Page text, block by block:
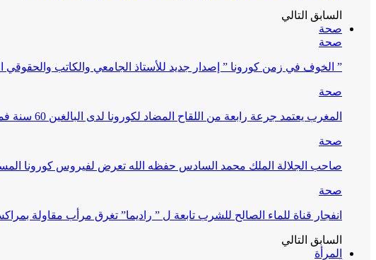
السابق التالي
صحة
صحة
” الخوف في زمن كورونا ” إصدار جديد للأستاذ الجامعي والكاتب والحقوقي
صحة
المغرب يعتمد جرعة رابعة من اللقاح المضاد لكورونا لدى البالغين 60 سنة فما فوق أو من…
صحة
صاحب الجلالة الملك محمد السادس حفظه الله تعرض لفيروس كورونا المستجد
صحة
انفجار قناة للماء الصالح للشرب تابعة ل ” راديما” تغرق مرأب مقاولة
السابق التالي
المرأة